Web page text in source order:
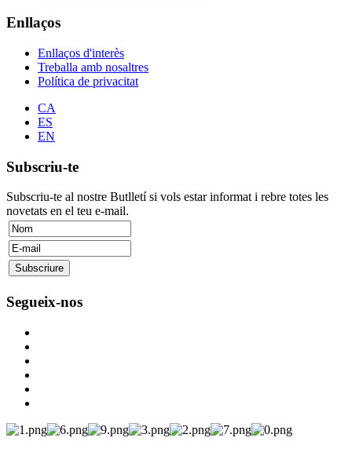
Enllaços
Enllaços d'interès
Treballa amb nosaltres
Política de privacitat
CA
ES
EN
Subscriu-te
Subscriu-te al nostre Butlletí si vols estar informat i rebre totes les
novetats en el teu e-mail.
Segueix-nos